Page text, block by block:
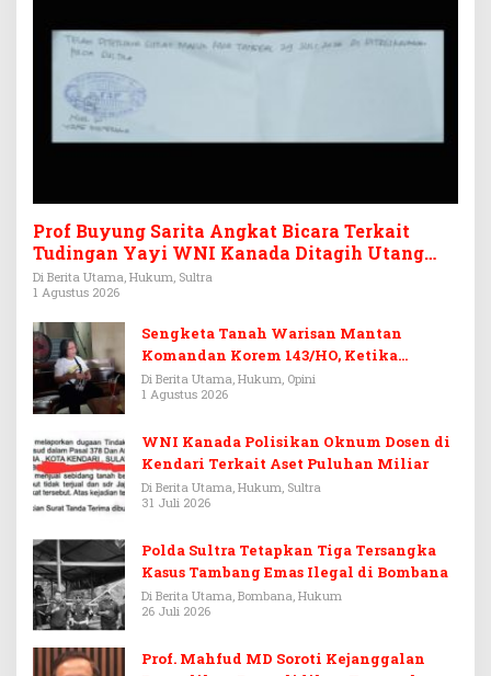
Prof Buyung Sarita Angkat Bicara Terkait
Tudingan Yayi WNI Kanada Ditagih Utang
Rp3,6 Miliar
Di Berita Utama, Hukum, Sultra
1 Agustus 2026
Sengketa Tanah Warisan Mantan
Komandan Korem 143/HO, Ketika
Warisan Menjadi Arena Pemerasan
Di Berita Utama, Hukum, Opini
1 Agustus 2026
WNI Kanada Polisikan Oknum Dosen di
Kendari Terkait Aset Puluhan Miliar
Di Berita Utama, Hukum, Sultra
31 Juli 2026
Polda Sultra Tetapkan Tiga Tersangka
Kasus Tambang Emas Ilegal di Bombana
Di Berita Utama, Bombana, Hukum
26 Juli 2026
Prof. Mahfud MD Soroti Kejanggalan